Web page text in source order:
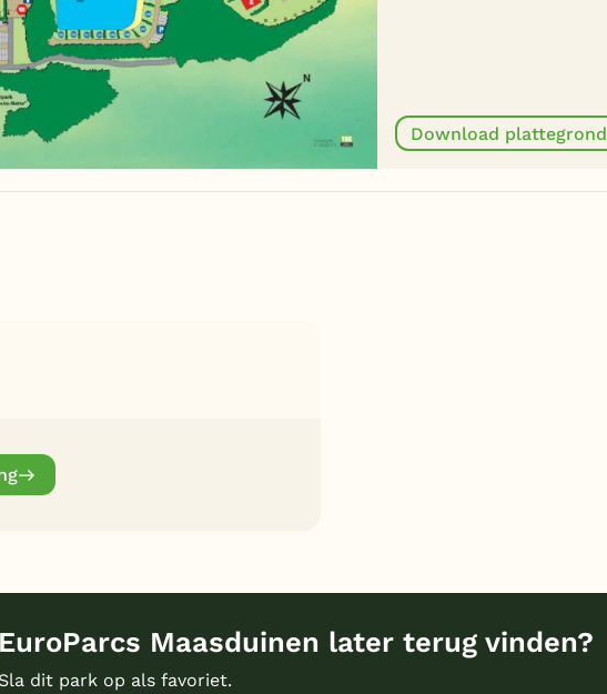
Download plattegrond
EuroParcs Maasduinen later terug vinden?
Sla dit park op als favoriet.